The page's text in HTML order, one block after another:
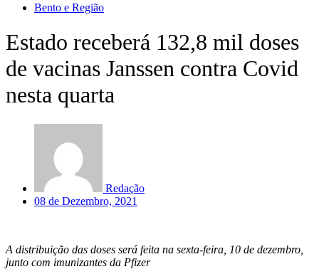
Bento e Região
Estado receberá 132,8 mil doses
de vacinas Janssen contra Covid
nesta quarta
Redação
08 de Dezembro, 2021
A distribuição das doses será feita na sexta-feira, 10 de dezembro,
junto com imunizantes da Pfizer